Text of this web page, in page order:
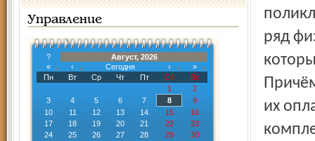
Управление
?
Август, 2026
«
‹ Сегодня ›
»
Пн
Вт Ср Чт Пт Сб
Вс
1
2
3
4 5 6 7 8
9
10
11 12 13 14 15
16
17
18 19 20 21 22
23
24
25 26 27 28 29
30
ряд
их